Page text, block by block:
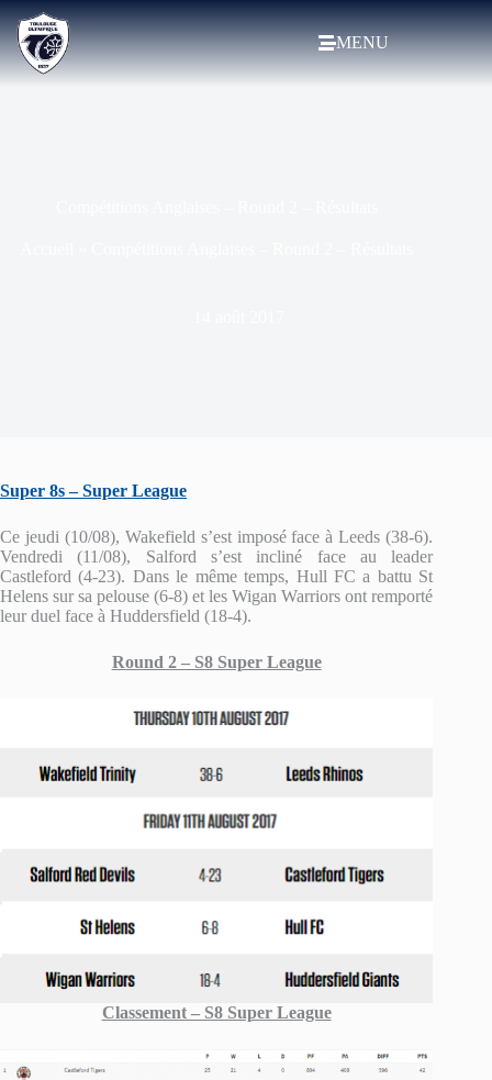
MENU
Super 8s – Super League
Ce jeudi (10/08), Wakefield s’est imposé face à Leeds (38-6).
Vendredi (11/08), Salford s’est incliné face au leader
Castleford (4-23). Dans le même temps, Hull FC a battu St
Helens sur sa pelouse (6-8) et les Wigan Warriors ont remporté
leur duel face à Huddersfield (18-4).
Round 2 – S8 Super League
Classement – S8 Super League